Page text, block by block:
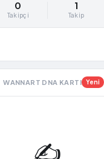
0
Takipçi
1
Takip
WANNART DNA KARTI Yeni
✍️